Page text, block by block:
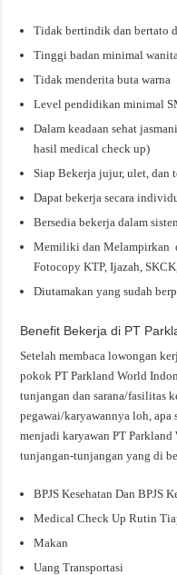
Tidak bertindik dan bertato
Tinggi badan minimal
Tidak menderita buta warna
Level pendidikan minimal
Dalam keadaan sehat
hasil medical check up)
Siap Bekerja jujur, ulet, dan
Dapat bekerja secara
Bersedia bekerja dalam
Memiliki dan Melampirkan
Fotocopy KTP, Ijazah,
Diutamakan yang sudah
Benefit Bekerja di PT
Setelah membaca lowongan
pokok PT Parkland World
tunjangan dan sarana/fasilitas
pegawai/karyawannya loh,
menjadi karyawan PT
tunjangan-tunjangan yang di
BPJS Kesehatan Dan BPJS
Medical Check Up Rutin
Makan
Uang Transportasi